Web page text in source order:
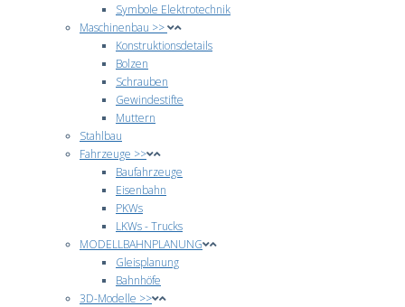
Symbole Elektrotechnik
Maschinenbau >>
Konstruktionsdetails
Bolzen
Schrauben
Gewindestifte
Muttern
Stahlbau
Fahrzeuge >>
Baufahrzeuge
Eisenbahn
PKWs
LKWs - Trucks
MODELLBAHNPLANUNG
Gleisplanung
Bahnhöfe
3D-Modelle >>